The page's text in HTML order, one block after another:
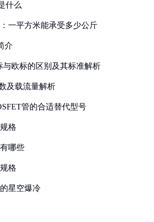
什么
一平方米能承受多少公斤
介
与欧标的区别及其标准解析
及载流量解析
管的合适替代型号
格
哪些
格
星空爆冷